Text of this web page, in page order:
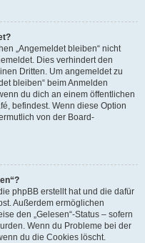
„Angemeldet bleiben“ nicht
Dies verhindert den
Dritten. Um angemeldet zu
bleiben“ beim Anmelden
du dich an einem öffentlichen
befindest. Wenn diese Option
von der Board-
phpBB erstellt hat und die dafür
Außerdem ermöglichen
den „Gelesen“-Status – sofern
Wenn du Probleme bei der
du die Cookies löscht.